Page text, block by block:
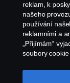
Zásady Cookies
Nastavení
reklam, k
našeho
používání
reklamními a
„Přijímám“
soubory
cookie“ a